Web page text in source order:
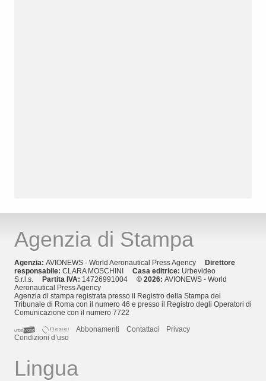
Agenzia di Stampa
Agenzia: AVIONEWS - World Aeronautical Press Agency
Direttore
responsabile: CLARA MOSCHINI Casa editrice: Urbevideo
S.r.l.s.
Partita IVA: 14726991004 © 2026: AVIONEWS - World
Aeronautical Press Agency
Agenzia di stampa registrata presso il Registro della Stampa del
Tribunale di Roma con il numero 46 e presso il Registro degli Operatori di
Comunicazione con il numero 7722
Abbonamenti
Contattaci
Privacy
Condizioni d’uso
Lingua